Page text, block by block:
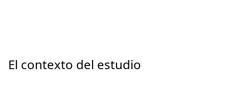
El contexto del estudio